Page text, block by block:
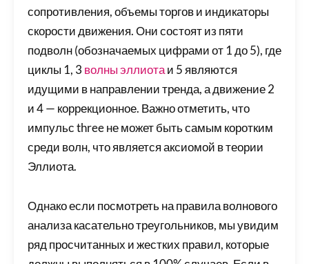
сопротивления, объемы торгов и индикаторы
скорости движения. Они состоят из пяти
подволн (обозначаемых цифрами от 1 до 5), где
циклы 1, 3 волны эллиотаи 5 являются
идущими в направлении тренда, а движение 2
и 4 — коррекционное. Важно отметить, что
импульс three не может быть самым коротким
среди волн, что является аксиомой в теории
Эллиота.
Однако если посмотреть на правила волнового
анализа касательно треугольников, мы увидим
ряд просчитанных и жестких правил, которые